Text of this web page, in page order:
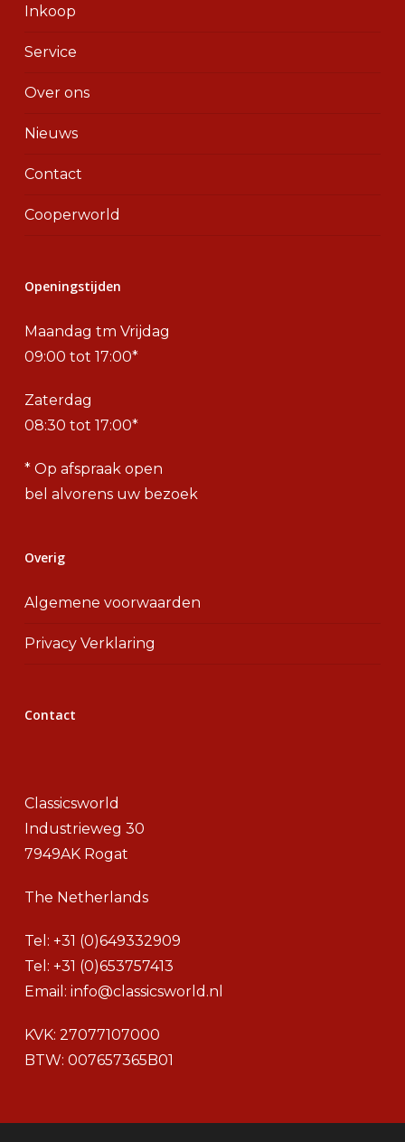
Inkoop
Service
Over ons
Nieuws
Contact
Cooperworld
Openingstijden
Maandag tm Vrijdag
09:00 tot 17:00*
Zaterdag
08:30 tot 17:00*
* Op afspraak open
bel alvorens uw bezoek
Overig
Algemene voorwaarden
Privacy Verklaring
Contact
Classicsworld
Industrieweg 30
7949AK Rogat
The Netherlands
Tel: +31 (0)649332909
Tel: +31 (0)653757413
Email: info@classicsworld.nl
KVK: 27077107000
BTW: 007657365B01